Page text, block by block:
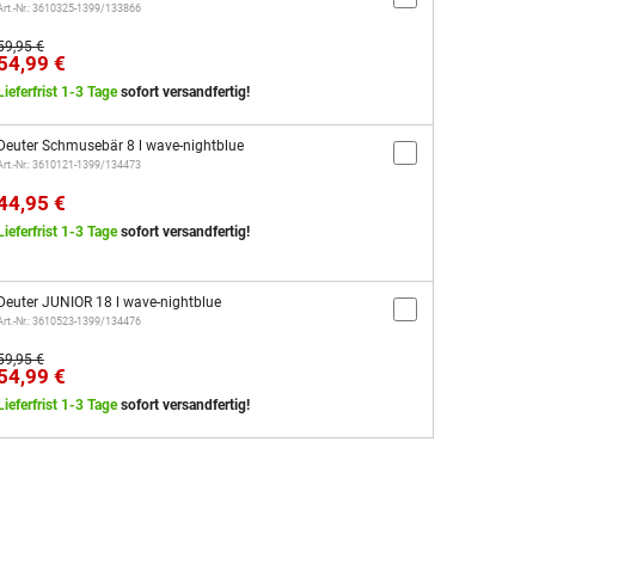
Nr.: 3610325-1399/133866
€
€
Lieferfrist 1-3 Tagesofort versandfertig!
Deuter Schmusebär 8 l wave-nightblue
Nr.: 3610121-1399/134473
€
Lieferfrist 1-3 Tagesofort versandfertig!
Deuter JUNIOR 18 l wave-nightblue
Nr.: 3610523-1399/134476
€
€
Lieferfrist 1-3 Tagesofort versandfertig!